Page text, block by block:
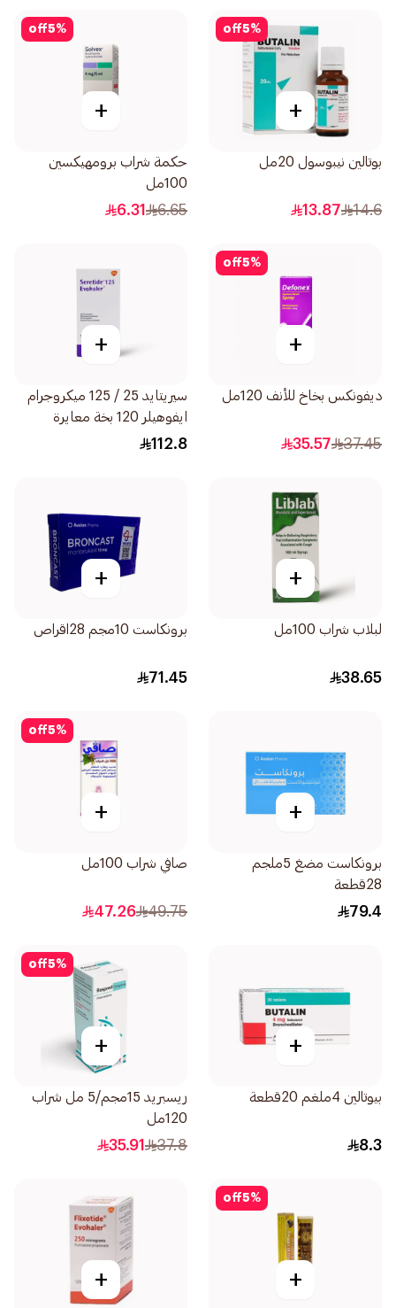
5%
off
+
بوتالين نيبوسول 20مل
14.6
13.87
5%
off
+
حكمة شراب برومهيكسين
100مل
6.65
6.31
5%
off
+
ديفونكس بخاخ للأنف 120مل
37.45
35.57
+
سيريتايد 25 / 125 ميكروجرام
ايفوهيلر 120 بخة معايرة
1قطعة
112.8
+
لبلاب شراب 100مل
38.65
+
برونكاست 10مجم 28اقراص
71.45
+
برونكاست مضغ 5ملجم
28قطعة
79.4
5%
off
+
صافي شراب 100مل
49.75
47.26
+
بيوتالين 4ملغم 20قطعة
8.3
5%
off
+
ريسبريد 15مجم/5 مل شراب
120مل
37.8
35.91
5%
off
+
+